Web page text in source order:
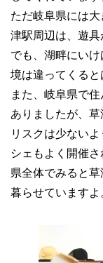
ただ岐阜県には
津駅周辺は、遊具
でも、湖畔にい
境は違ってくると
また、岐阜県で
ありましたが、
リスクは少ない
シェもよく開催
県全体でみると
暮らせていますよ